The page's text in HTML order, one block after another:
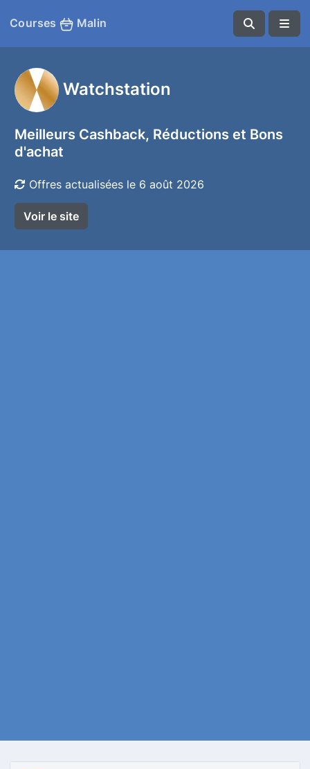
Courses Malin
Watchstation
Meilleurs Cashback, Réductions et Bons
d'achat
Offres actualisées le 6 août 2026
Voir le site